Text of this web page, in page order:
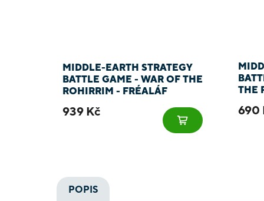
MIDDLE-EARTH STRATEGY
BATTLE GAME - WAR OF THE
ROHIRRIM - FRÉALÁF
939 Kč
THE
690
POPIS